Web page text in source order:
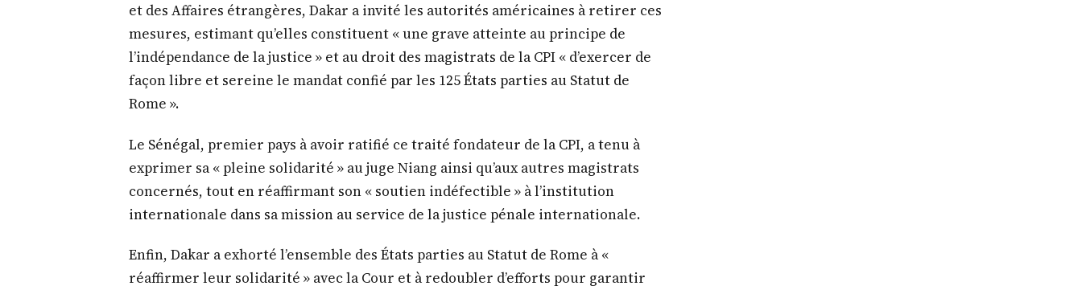
et des Affaires étrangères, Dakar a invité les autorités américaines à retirer ces
mesures, estimant qu’elles constituent « une grave atteinte au principe de
l’indépendance de la justice » et au droit des magistrats de la CPI « d’exercer de
façon libre et sereine le mandat confié par les 125 États parties au Statut de
Rome ».
Le Sénégal, premier pays à avoir ratifié ce traité fondateur de la CPI, a tenu à
exprimer sa « pleine solidarité » au juge Niang ainsi qu’aux autres magistrats
concernés, tout en réaffirmant son « soutien indéfectible » à l’institution
internationale dans sa mission au service de la justice pénale internationale.
Enfin, Dakar a exhorté l’ensemble des États parties au Statut de Rome à «
réaffirmer leur solidarité » avec la Cour et à redoubler d’efforts pour garantir